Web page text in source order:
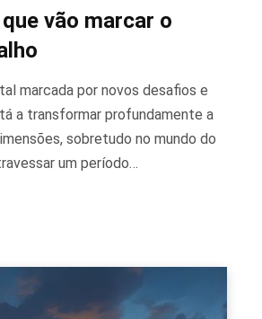
vão marcar o
marcada por novos desafios e
a transformar profundamente a
sobretudo no mundo do
um período…